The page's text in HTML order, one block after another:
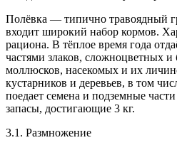
Полёвка — типично травоядный
входит широкий набор кормов.
рациона. В тёплое время года
частями злаков, сложноцветных и
моллюсков, насекомых и их
кустарников и деревьев, в том
поедает семена и подземные
запасы, достигающие 3 кг.
3.1. Размножение